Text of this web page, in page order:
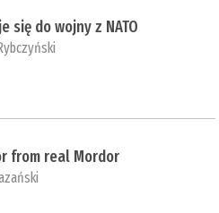
się do wojny z NATO
from real Mordor